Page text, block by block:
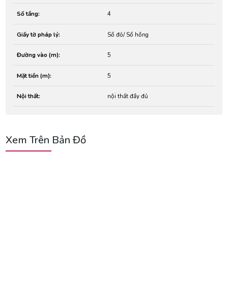
Số tầng: 4
Giấy tờ pháp lý: Sổ đỏ/ Sổ hồng
Đường vào (m): 5
Mặt tiền (m): 5
Nội thất: nội thất đầy đủ
Xem Trên Bản Đồ